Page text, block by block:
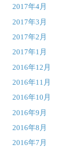
2017年4月
2017年3月
2017年2月
2017年1月
2016年12月
2016年11月
2016年10月
2016年9月
2016年8月
2016年7月